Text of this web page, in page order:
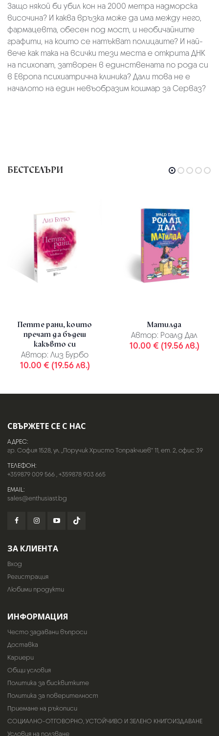
Защо някой би убил кон на 2000 метра надморска
височина? И каква връзка може да има между него,
фармацевта, обесен под мост, и необичайните
графити, на които се натъкват полицаите? И най-
вече как така на всички тези места е открита ДНК
на психопат, затворен в единствената по рода си
в Европа психиатрична клиника? Дали това не е
началото на един невъобразим кошмар за Серваз?
БЕСТСЕЛЪРИ
Петте рани, които
пречат да бъдеш
какъвто си
Автор: Лиз Бурбо
10.00 € (19.56 лв.)
Матилда
Автор: Роалд Дал
10.00 € (19.56 лв.)
СВЪРЖЕТЕ СЕ С НАС
АДРЕС:
гр. София 1528, ул. „Поручик Христо Топракчиев“ 11, ет. 2, офис 39
ТЕЛЕФОН:
+359879 009 566,+359878 903 665
EMAIL:
sales@enthusiast.bg
ЗА КЛИЕНТА
Вход
Регистрация
Любими продукти
ИНФОРМАЦИЯ
Често задавани въпроси
Доставка
Кариери
Общи условия
Политика за бисквитките
Политика за поверителност
Приемане на ръкописи
СОЦИАЛНО-ОТГОВОРНО, УСТОЙЧИВО И ЗЕЛЕНО КНИГОИЗДАВАНЕ
Условия на ползване